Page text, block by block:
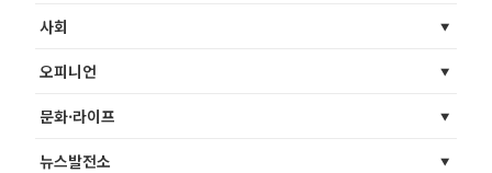
사회
오피니언
문화·라이프
뉴스발전소